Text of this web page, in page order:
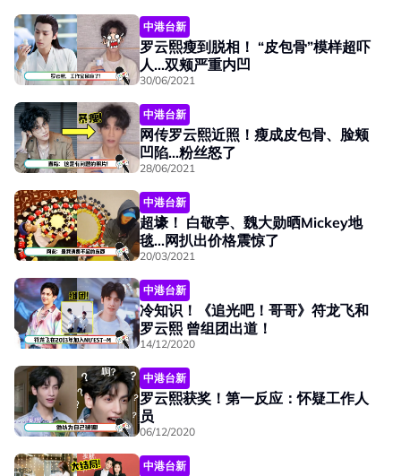
中港台新
罗云熙瘦到脱相！ “皮包骨”模样超吓
人...双颊严重内凹
30/06/2021
中港台新
网传罗云熙近照！瘦成皮包骨、脸颊
凹陷...粉丝怒了
28/06/2021
中港台新
超壕！ 白敬亭、魏大勋晒Mickey地
毯...网扒出价格震惊了
20/03/2021
中港台新
冷知识！《追光吧！哥哥》符龙飞和
罗云熙 曾组团出道！
14/12/2020
中港台新
罗云熙获奖！第一反应：怀疑工作人
员
06/12/2020
中港台新